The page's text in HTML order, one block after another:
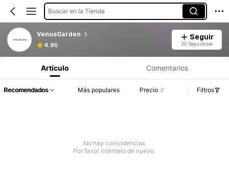
Buscar en la Tienda
VenusGarden
4.95
Seguir
20 Seguidores
Artículo Comentarios
Recomendados Más populares Precio Filtros
No hay coincidencias
Por favor inténtelo de nuevo.